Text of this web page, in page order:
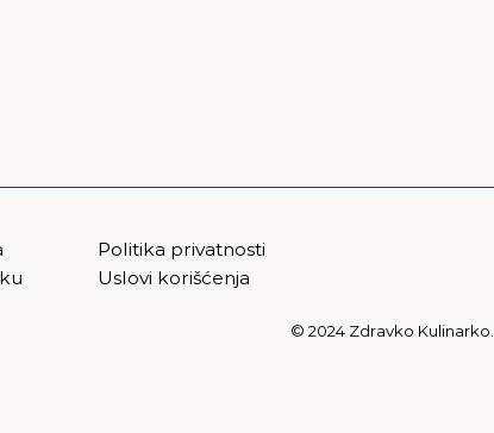
Politika privatnosti
Uslovi korišćenja
© 2024 Zdravko Kulinarko.